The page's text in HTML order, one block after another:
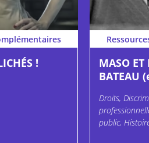
!
MASO
BATEAU
Droits,
public,